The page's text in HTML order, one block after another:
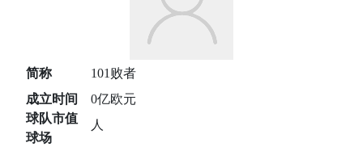
简称
101败者
成立时间
球队市值
0亿欧元
球场
人